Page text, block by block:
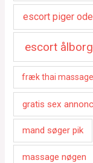
escort piger
escort ålborg
fræk thai massage
gratis sex
mand søger pik
massage nøgen